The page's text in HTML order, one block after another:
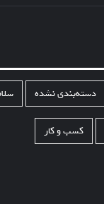
دسته‌بندی نشده
کسب و کار